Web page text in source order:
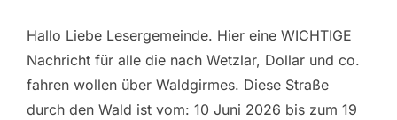
Hallo Liebe Lesergemeinde. Hier eine WICHTIGE
Nachricht für alle die nach Wetzlar, Dollar und co.
fahren wollen über Waldgirmes. Diese Straße
durch den Wald ist vom: 10 Juni 2026 bis zum 19